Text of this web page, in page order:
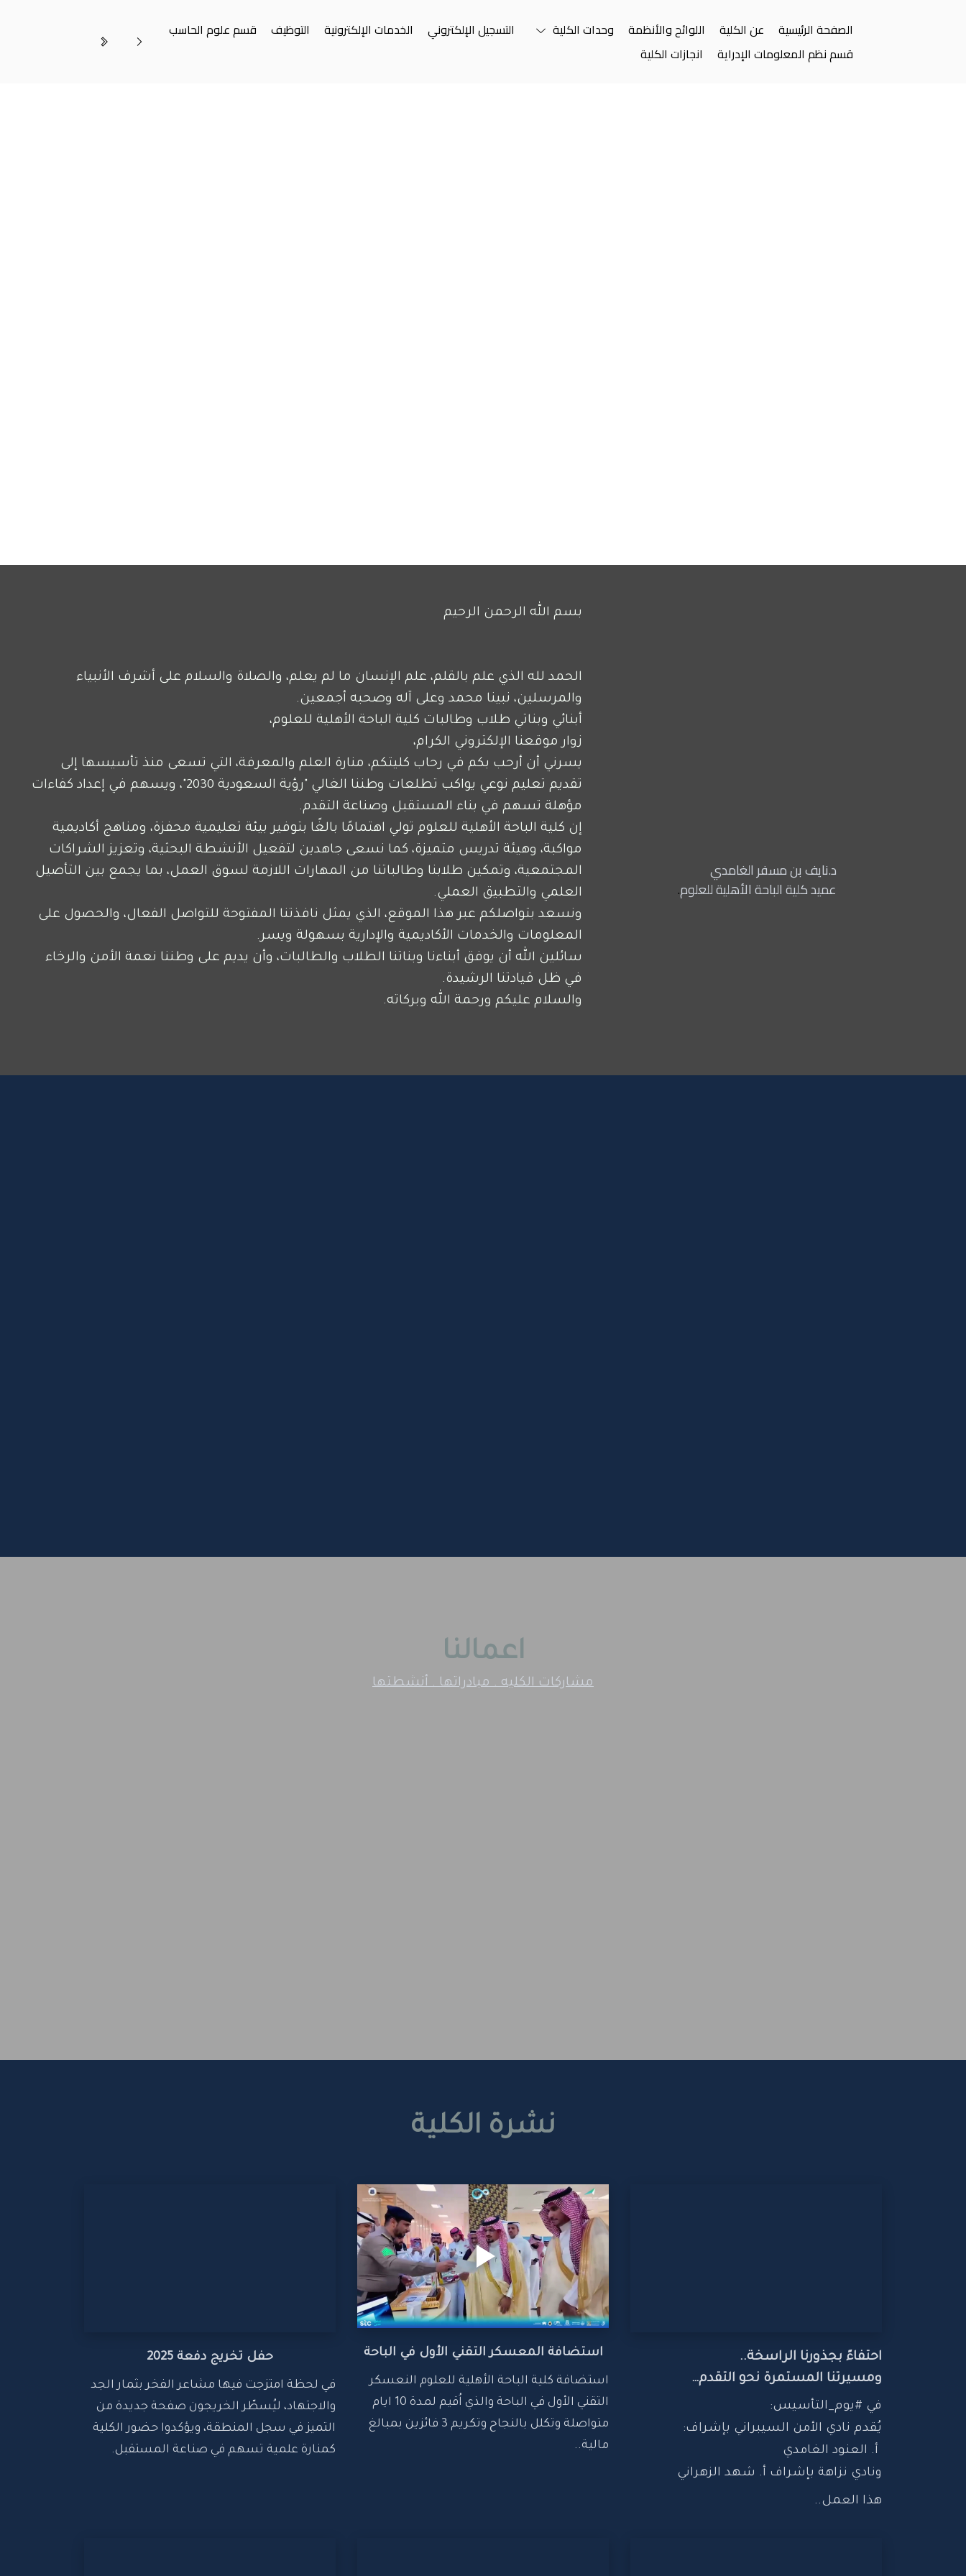
الصفحة الرئيسية عن الكلية اللوائح والأنظمة وحدات الكلية التسجيل الإلكتروني الخدمات الإلكترونية التوظيف
قسم علوم الحاسب
قسم نظم المعلومات الإدراية
انجازات الكلية
بسم الله الرحمن الرحيم
والمرسلين، نبينا محمد وعلى آله وصحبه أجمعين.
أبنائي وبناتي طلاب وطالبات كلية الباحة الأهلية للعلوم،
زوار موقعنا الإلكتروني الكرام،
مؤهلة تسهم في بناء المستقبل وصناعة التقدم.
العلمي والتطبيق العملي.
المعلومات والخدمات الأكاديمية والإدارية بسهولة ويسر.
في ظل قيادتنا الرشيدة.
والسلام عليكم ورحمة الله وبركاته.
د.نايف بن مسفر الغامدي
عميد كلية الباحة الأهلية للعلوم.
اعمالنا
مشاركات الكليه . مبادراتها . أنشطتها
نشرة الكلية
احتفاءً بجذورنا الراسخة..
‏ومسيرتنا المستمرة نحو التقدم…
‏في #يوم_التأسيس:
‏يُقدم نادي الأمن السيبراني بإشراف:
أ. العنود الغامدي
‏ونادي نزاهة بإشراف أ. شهد الزهراني
‏هذا العمل..
استضافة المعسكر التقني الأول في الباحة
استضافة كلية الباحة الأهلية للعلوم النعسكر
مالية..
حفل تخريج دفعة 2025
كمنارة علمية تسهم في صناعة المستقبل.